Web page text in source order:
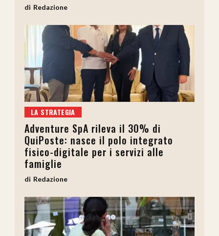
Redazione
LA STRATEGIA
Adventure SpA rileva il 30% di
QuiPoste: nasce il polo integrato
fisico-digitale per i servizi alle
famiglie
Redazione